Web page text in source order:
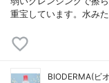
重宝しています。水み
BIODERMA(ビ